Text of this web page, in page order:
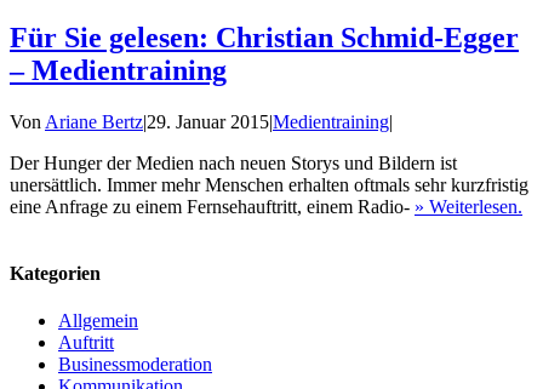
Für Sie gelesen: Christian Schmid-Egger
– Medientraining
Von Ariane Bertz|29. Januar 2015|Medientraining|
Der Hunger der Medien nach neuen Storys und Bildern ist
unersättlich. Immer mehr Menschen erhalten oftmals sehr kurzfristig
eine Anfrage zu einem Fernsehauftritt, einem Radio- » Weiterlesen.
Kategorien
Allgemein
Auftritt
Businessmoderation